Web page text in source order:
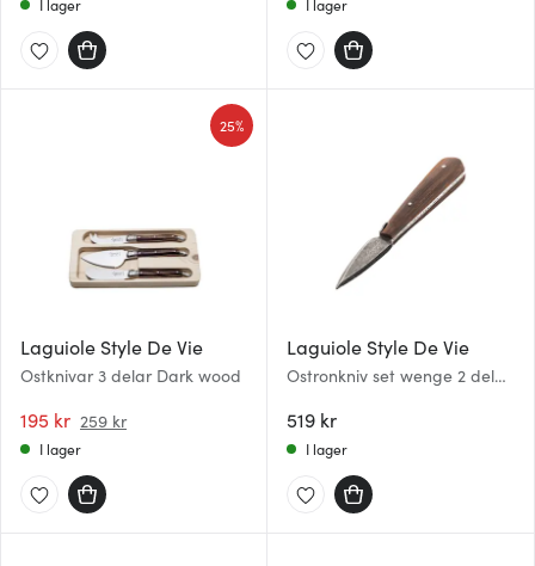
I lager I lager
Laguiole Style De Vie
Ostknivar 3 delar Dark wood
195 kr 259 kr
25%
I lager
Laguiole Style De Vie
Ostronkniv set wenge 2 delar
519 kr
I lager